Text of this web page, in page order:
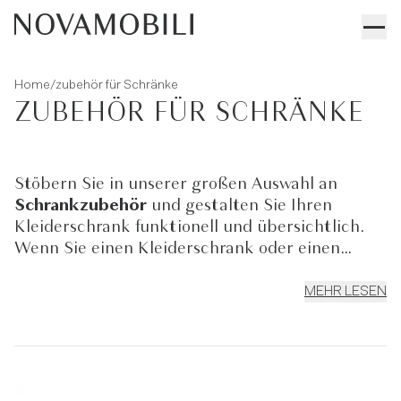
Home/zubehör für Schränke
ZUBEHÖR FÜR SCHRÄNKE
Stöbern Sie in unserer großen Auswahl an
Schrankzubehör und gestalten Sie Ihren
Kleiderschrank funktionell und übersichtlich.
Wenn Sie einen Kleiderschrank oder einen
MEHR LESEN